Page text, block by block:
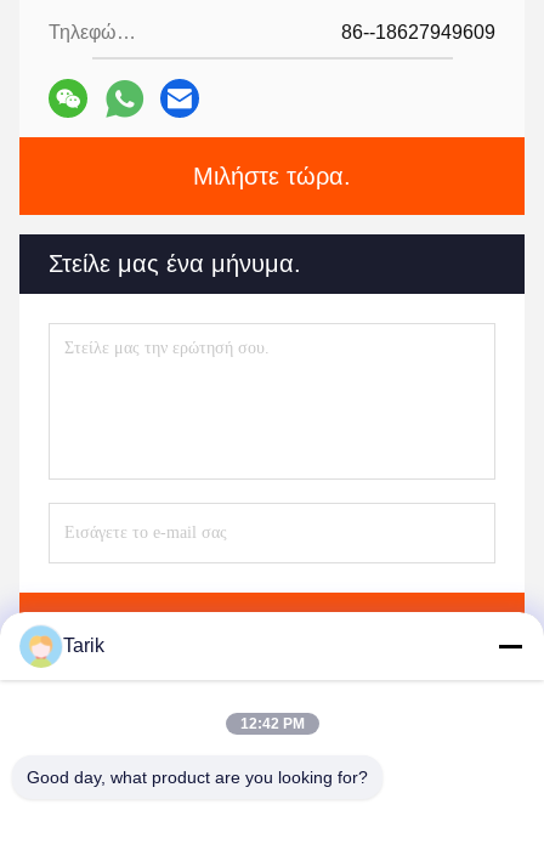
Τηλεφώνημα: 86--18627949609
Μιλήστε τώρα.
Στείλε μας ένα μήνυμα.
Tarik
12:42 PM
Good day, what product are you looking for?